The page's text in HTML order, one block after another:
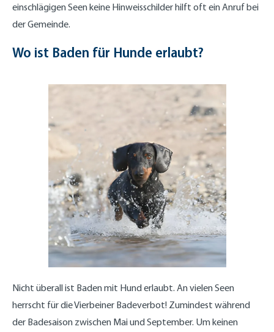
einschlägigen Seen keine Hinweisschilder hilft oft ein Anruf bei
der Gemeinde.
Wo ist Baden für Hunde erlaubt?
Nicht überall ist Baden mit Hund erlaubt. An vielen Seen
herrscht für die Vierbeiner Badeverbot! Zumindest während
der Badesaison zwischen Mai und September. Um keinen